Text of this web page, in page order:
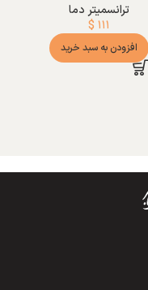
ترانسمیتر دما
$ ۱۱۱
افزودن به سبد خرید